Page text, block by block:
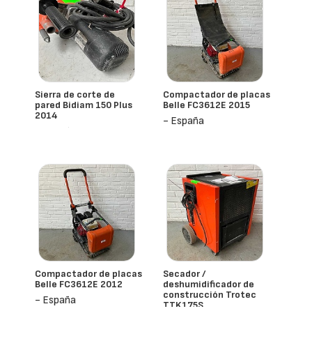
Sierra de corte de
pared Bidiam 150 Plus
2014
- España
Compactador de placas
Belle FC3612E 2015
- España
Compactador de placas
Belle FC3612E 2012
- España
Secador /
deshumidificador de
construcción Trotec
TTK175S